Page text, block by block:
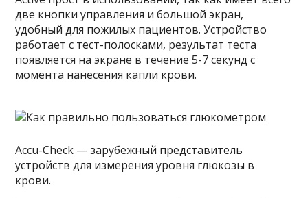
две кнопки управления и большой экран,
удобный для пожилых пациентов. Устройство
работает с тест-полосками, результат теста
появляется на экране в течение 5-7 секунд с
момента нанесения капли крови.
Accu-Check — зарубежный представитель
устройств для измерения уровня глюкозы в
крови.